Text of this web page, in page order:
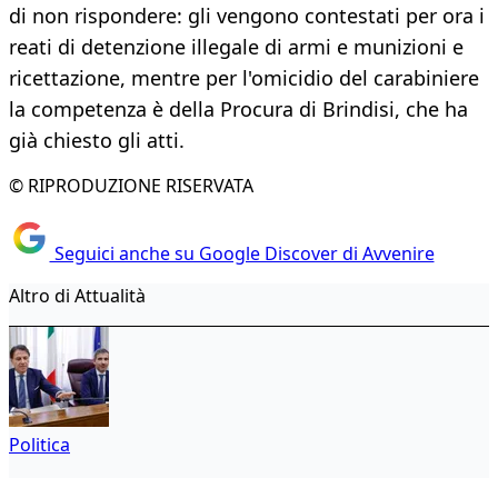
di non rispondere: gli vengono contestati per ora i
reati di detenzione illegale di armi e munizioni e
ricettazione, mentre per l'omicidio del carabiniere
la competenza è della Procura di Brindisi, che ha
già chiesto gli atti.
© RIPRODUZIONE RISERVATA
Seguici anche su Google Discover di Avvenire
Altro di Attualità
Politica